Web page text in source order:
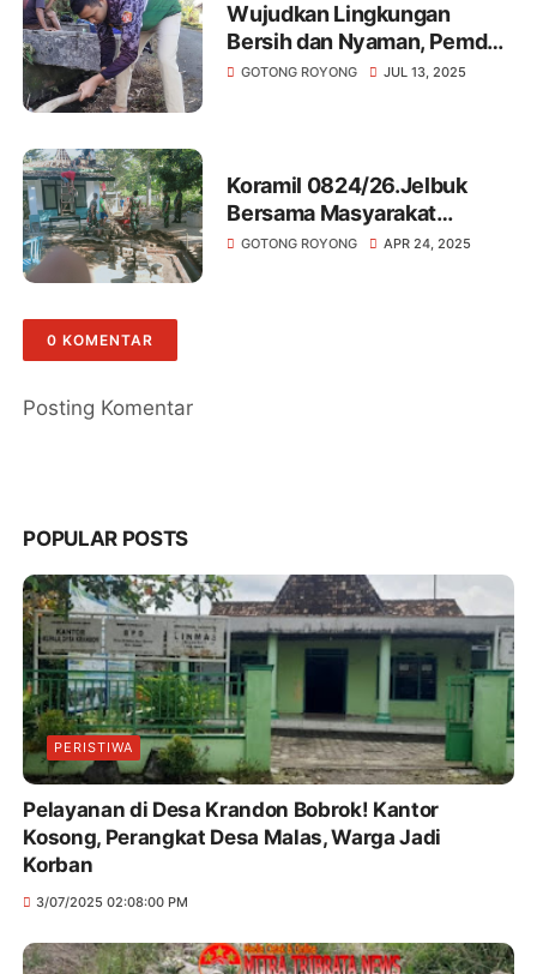
Wujudkan Lingkungan
Bersih dan Nyaman, Pemdes
Suger Kidul Gelar Aksi
GOTONG ROYONG JUL 13, 2025
Koramil 0824/26.Jelbuk
Bersama Masyarakat
Gotong Royong Renofasi
GOTONG ROYONG APR 24, 2025
0 KOMENTAR
Posting Komentar
POPULAR POSTS
PERISTIWA
Pelayanan di Desa Krandon Bobrok! Kantor
Kosong, Perangkat Desa Malas, Warga Jadi
Korban
3/07/2025 02:08:00 PM